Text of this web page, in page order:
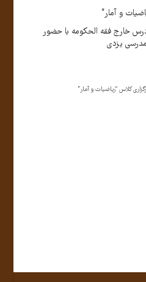
و آمار”
خارج فقه الحکومه با حضور
یزدی
کلاس “ریاضیات و آمار”